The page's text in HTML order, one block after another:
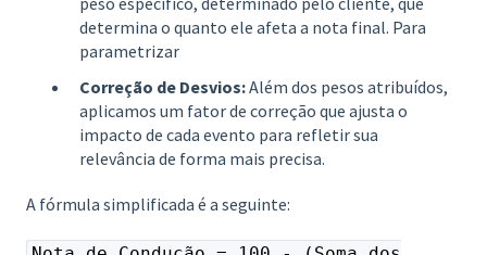
determina o quanto ele afeta a nota final. Para
parametrizar
Correção de Desvios:Além dos pesos atribuídos,
aplicamos um fator de correção que ajusta o
impacto de cada evento para refletir sua
relevância de forma mais precisa.
A fórmula simplificada é a seguinte: